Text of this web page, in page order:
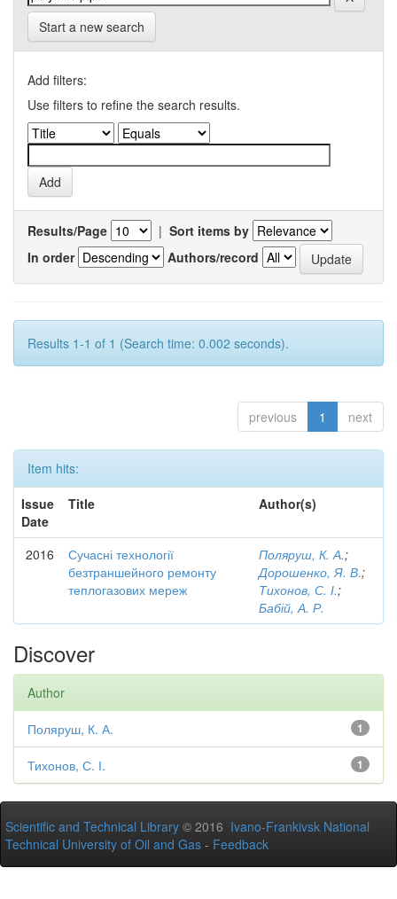
Start a new search
Add filters:
Use filters to refine the search results.
Results/Page | Sort items by
In order
Authors/record
Results 1-1 of 1 (Search time: 0.002 seconds).
previous 1 next
Item hits:
Issue
Date
Title Author(s)
2016
Сучасні технології
безтраншейного ремонту
теплогазових мереж
Поляруш, К. А.;
Дорошенко, Я. В.;
Тихонов, С. І.;
Бабій, А. Р.
Discover
Author
1
Поляруш, К. А.
1
Тихонов, С. І.
Scientific and Technical Library © 2016 Ivano-Frankivsk National
Technical University of Oil and Gas - Feedback